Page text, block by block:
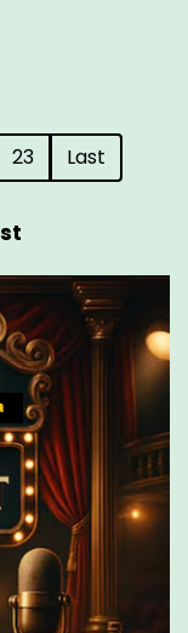
23 Last